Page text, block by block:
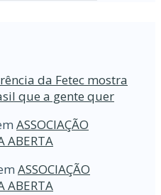
da Fetec mostra
que a gente quer
ASSOCIAÇÃO
ABERTA
ASSOCIAÇÃO
ABERTA